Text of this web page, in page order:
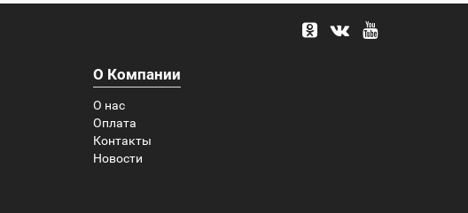
О Компании
О нас
Оплата
Контакты
Новости